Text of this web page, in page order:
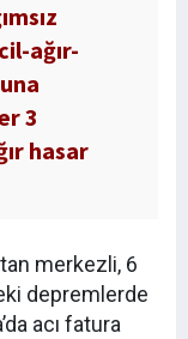
ağır-
3
hasar
merkezli, 6
depremlerde
acı fatura